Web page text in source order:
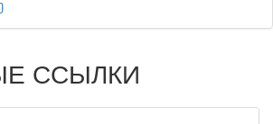
ССЫЛКИ